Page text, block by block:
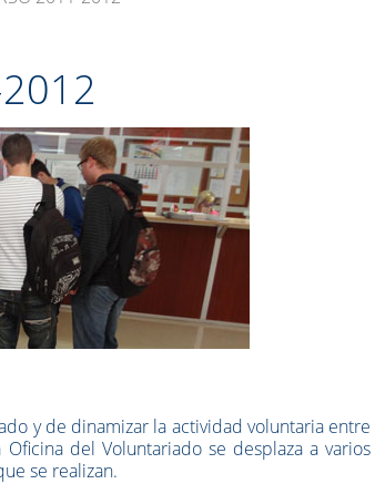
y de dinamizar la actividad voluntaria entre
del Voluntariado se desplaza a varios
se realizan.